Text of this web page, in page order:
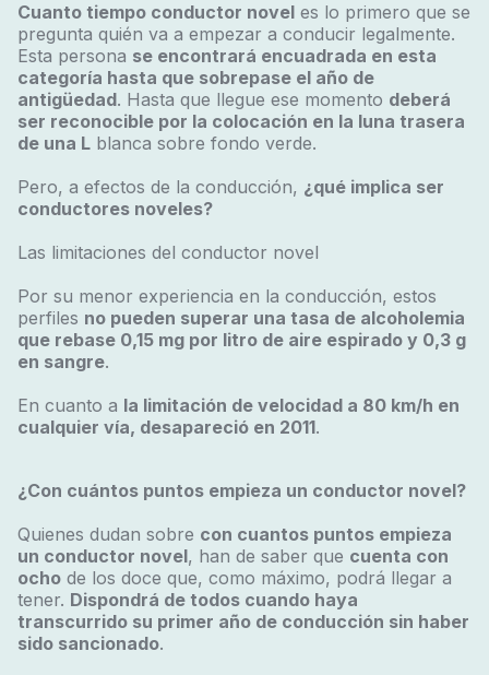
Cuanto tiempo conductor noveles lo primero que se
pregunta quién va a empezar a conducir legalmente.
Esta persona se encontrará encuadrada en esta
categoría hasta que sobrepase el año de
antigüedad. Hasta que llegue ese momento deberá
ser reconocible por la colocación en la luna trasera
de una Lblanca sobre fondo verde.
Pero, a efectos de la conducción, ¿qué implica ser
conductores noveles?
Las limitaciones del conductor novel
Por su menor experiencia en la conducción, estos
perfiles no pueden superar una tasa de alcoholemia
que rebase 0,15 mg por litro de aire espirado y 0,3 g
en sangre.
En cuanto a la limitación de velocidad a 80 km/h en
cualquier vía, desapareció en 2011.
¿Con cuántos puntos empieza un conductor novel?
Quienes dudan sobre con cuantos puntos empieza
un conductor novel, han de saber que cuenta con
ochode los doce que, como máximo, podrá llegar a
tener. Dispondrá de todos cuando haya
transcurrido su primer año de conducción sin haber
sido sancionado.